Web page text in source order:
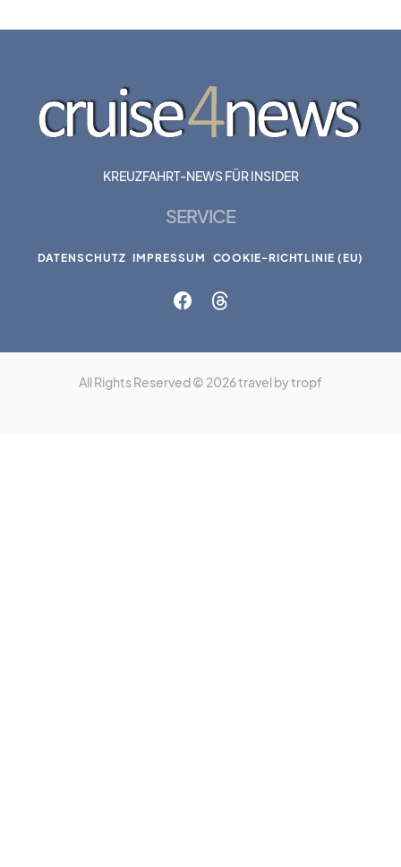
KREUZFAHRT-NEWS FÜR INSIDER
SERVICE
DATENSCHUTZ IMPRESSUM COOKIE-RICHTLINIE (EU)
All Rights Reserved © 2026 travel by tropf